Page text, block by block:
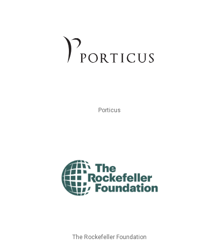
Porticus
The Rockefeller Foundation